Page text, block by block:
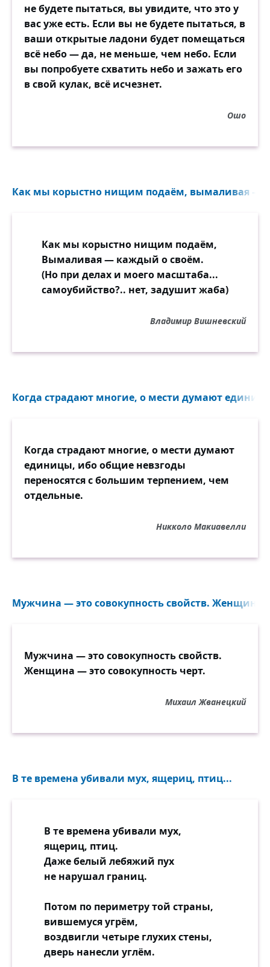
не будете пытаться, вы увидите, что это у
вас уже есть. Если вы не будете пытаться, в
ваши открытые ладони будет помещаться
всё небо — да, не меньше, чем небо. Если
вы попробуете схватить небо и зажать его
в свой кулак, всё исчезнет.
Ошо
Как мы корыстно нищим подаём, вымаливая —
Как мы корыстно нищим подаём,
Вымаливая — каждый о своём.
(Но при делах и моего масштаба...
самоубийство?.. нет, задушит жаба)
Владимир Вишневский
Когда страдают многие, о мести думают
Когда страдают многие, о мести думают
единицы, ибо общие невзгоды
переносятся с большим терпением, чем
отдельные.
Никколо Макиавелли
Мужчина — это совокупность свойств.
Мужчина — это совокупность свойств.
Женщина — это совокупность черт.
Михаил Жванецкий
В те времена убивали мух, ящериц, птиц...
В те времена убивали мух,
ящериц, птиц.
Даже белый лебяжий пух
не нарушал границ.
Потом по периметру той страны,
вившемуся угрём,
воздвигли четыре глухих стены,
дверь нанесли углём.